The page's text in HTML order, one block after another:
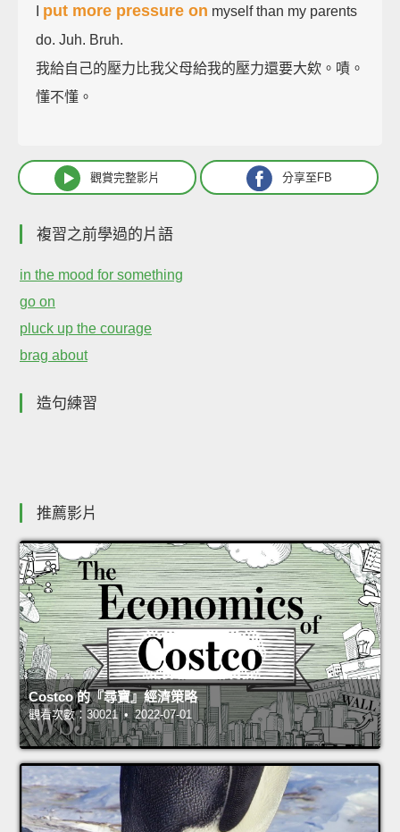
put more pressure on myself than my parents
do. Juh. Bruh.
我給自己的壓力比我父母給我的壓力還要大欸。嘖。
懂不懂。
觀賞完整影片 分享至FB
複習之前學過的片語
in the mood for something
go on
pluck up the courage
brag about
造句練習
推薦影片
Costco 的『尋寶』經濟策略
觀看次數：30021 • 2022-07-01